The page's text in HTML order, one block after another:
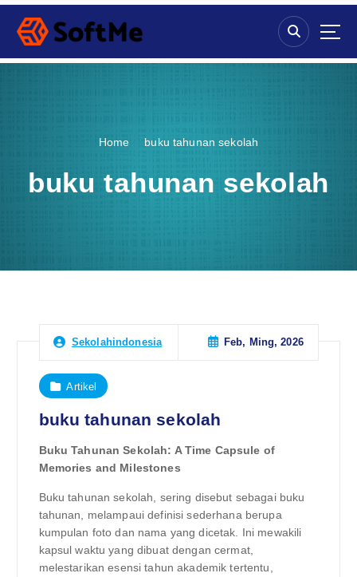
S
p
Home buku tahunan sekolah
buku tahunan sekolah
Sekolahindonesia Feb, Ming, 2026
Artikel
buku tahunan sekolah
Buku Tahunan Sekolah: A Time Capsule of
Memories and Milestones
Buku tahunan sekolah, sering disebut sebagai buku
tahunan, melampaui definisi sederhana berupa
kumpulan foto dan nama yang dicetak. Ini mewakili
kapsul waktu yang dibuat dengan cermat,
melestarikan esensi tahun akademik tertentu,